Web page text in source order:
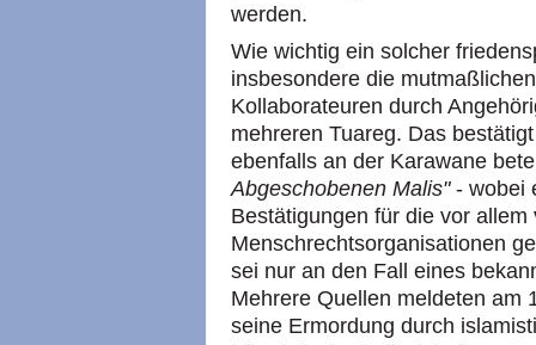
werden.
Wie wichtig ein solcher
insbesondere die
Kollaborateuren durch
mehreren Tuareg. Das
ebenfalls an der Karawane
Abgeschobenen Malis"- wobei
Bestätigungen für die vor
Menschrechtsorganisationen
sei nur an den Fall eines
Mehrere Quellen meldeten am
seine Ermordung durch